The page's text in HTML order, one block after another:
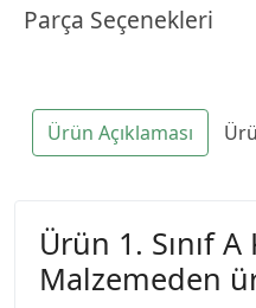
Parça Seçenekleri
Ürün Açıklaması
Ürün 1. Sınıf
Malzemeden